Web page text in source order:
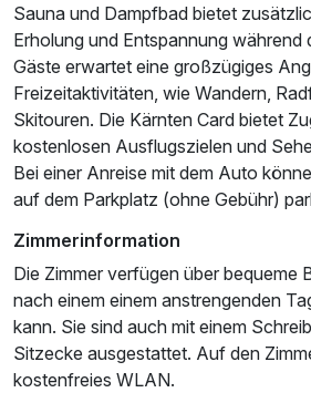
Für 6 Tage
Dreibettzimmer STANDARD
3 Erwachsene
Sauna und Dampfbad bietet
Erholung und Entspannung während
Gäste erwartet eine großzügiges
Freizeitaktivitäten, wie Wandern,
Skitouren. Die Kärnten Card bietet
kostenlosen Ausflugszielen und
Bei einer Anreise mit dem Auto
auf dem Parkplatz (ohne Gebühr)
Zimmerinformation
Die Zimmer verfügen über bequeme
nach einem einem anstrengenden
kann. Sie sind auch mit einem
Sitzecke ausgestattet. Auf den
kostenfreies WLAN.